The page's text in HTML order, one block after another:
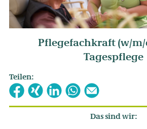
Pflegefachkraft (w/
Tagespflege
Teilen:
Das sind wir: